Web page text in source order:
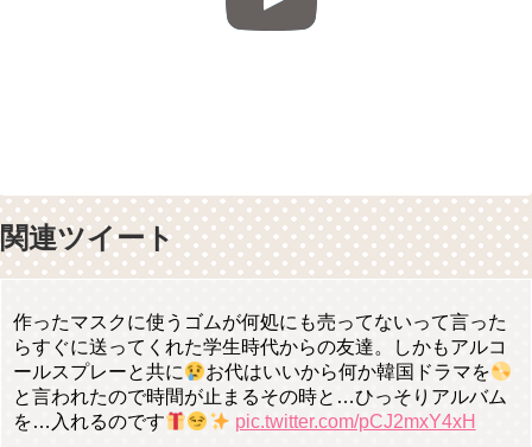
関連ツイート
作ったマスクに使うゴムが何処にも売ってないって言った
らすぐに送ってくれた学生時代からの友達。しかもアルコ
ールスプレーと共に
お代はいいから何か韓国ドラマを
と言われたので時間が止まるその時と…ひっそりアルバム
を…入れるのです
pic.twitter.com/pCJ2mxY4xH